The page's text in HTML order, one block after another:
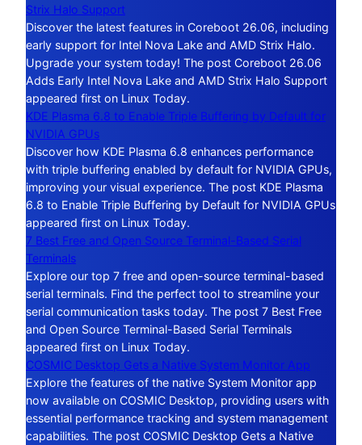
Strix Halo Support
Discover the latest features in Coreboot 26.06, including
early support for Intel Nova Lake and AMD Strix Halo.
Upgrade your system today! The post Coreboot 26.06
Adds Early Intel Nova Lake and AMD Strix Halo Support
appeared first on Linux Today.
KDE Plasma 6.8 to Enable Triple Buffering by Default for
NVIDIA GPUs
Discover how KDE Plasma 6.8 enhances performance
with triple buffering enabled by default for NVIDIA GPUs,
improving your visual experience. The post KDE Plasma
6.8 to Enable Triple Buffering by Default for NVIDIA GPUs
appeared first on Linux Today.
7 Best Free and Open Source Terminal-Based Serial
Terminals
Explore our top 7 free and open-source terminal-based
serial terminals. Find the perfect tool to streamline your
serial communication tasks today. The post 7 Best Free
and Open Source Terminal-Based Serial Terminals
appeared first on Linux Today.
COSMIC Desktop Gets a Native System Monitor App
Explore the features of the native System Monitor app
now available on COSMIC Desktop, providing users with
essential performance tracking and system management
capabilities. The post COSMIC Desktop Gets a Native